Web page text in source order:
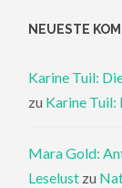
NEUESTE
Karine Tuil:
zu Karine Tuil:
Mara Gold:
Leselust zu